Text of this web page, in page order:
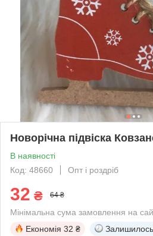
Новорічна підвіска
В наявності
Код: 48660
Опт і роздріб
32 ₴ 64 ₴
Мінімальна сума замовлення на
Економія 32 ₴ Залишилось